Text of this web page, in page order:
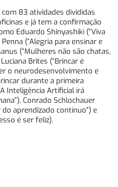
com 83 atividades divididas
e já tem a confirmação
Eduardo Shinyashiki (“Viva
(“Alegria para ensinar e
(“Mulheres não são chatas,
Brites (“Brincar é
o neurodesenvolvimento e
durante a primeira
Inteligência Artificial irá
Conrado Schlochauer
aprendizado contínuo”) e
é ser feliz).